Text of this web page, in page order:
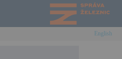
English